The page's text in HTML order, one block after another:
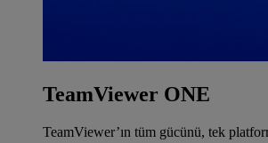
TeamViewer ONE
TeamViewer’ın tüm gücünü, tek